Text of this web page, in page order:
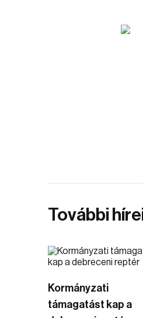
További
Kormányzati
támagatást kap a